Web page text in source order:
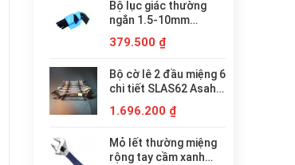
Bộ lục giác thường
ngắn 1.5-10mm
379.500 ₫
Bộ cờ lê 2 đầu miệng 6
chi tiết SLAS62 Asahi
1.696.200 ₫
Mỏ lết thường miệng
rộng tay cầm xanh